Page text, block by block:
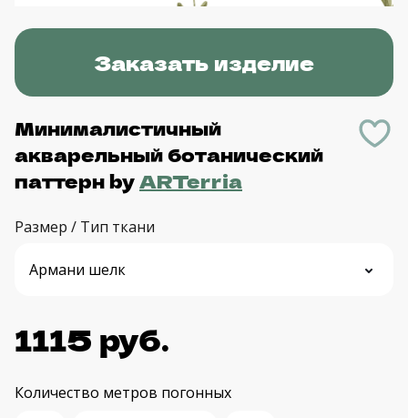
Заказать изделие
Минималистичный
акварельный ботанический
паттернbyARTerria
Размер / Тип ткани
1115 руб.
Количество метров погонных